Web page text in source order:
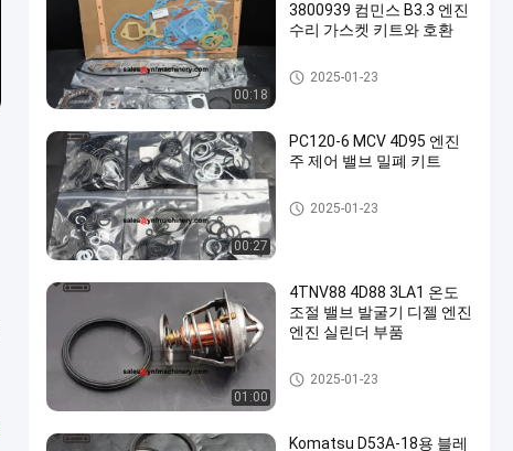
00:18
3800939 컴민스 B3.3 엔진
수리 가스켓 키트와 호환
굴착기 엔진 부품
2025-01-23
00:27
PC120-6 MCV 4D95 엔진
주 제어 밸브 밀폐 키트
굴착기 엔진 부품
2025-01-23
01:00
4TNV88 4D88 3LA1 온도
조절 밸브 발굴기 디젤 엔진
엔진 실린더 부품
굴착기 엔진 부품
2025-01-23
Komatsu D53A-18용 블레